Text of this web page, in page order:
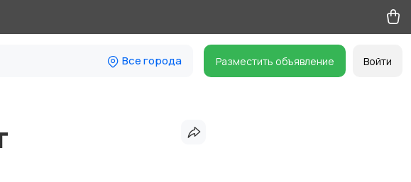
Все города Разместить объявление Войти